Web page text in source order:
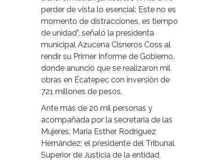
perder de vista lo esencial: Este no es
momento de distracciones, es tiempo
de unidad”, señaló la presidenta
municipal Azucena Cisneros Coss al
rendir su Primer Informe de Gobierno,
donde anunció que se realizaron mil
obras en Ecatepec con inversión de
721 millones de pesos.
Ante más de 20 mil personas y
acompañada por la secretaria de las
Mujeres, María Esther Rodríguez
Hernández; el presidente del Tribunal
Superior de Justicia de la entidad,